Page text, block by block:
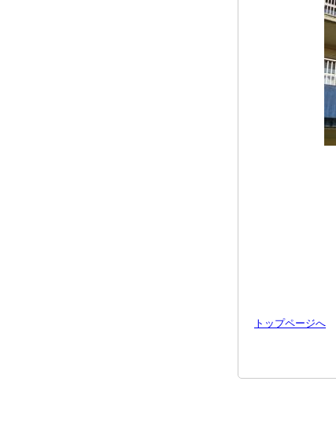
トップページへ